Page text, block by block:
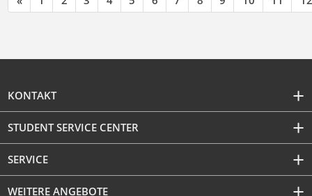
KONTAKT
STUDENT SERVICE CENTER
SERVICE
WEITERE ANGEBOTE